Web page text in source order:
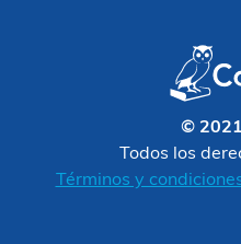
©
Todos los
Términos y